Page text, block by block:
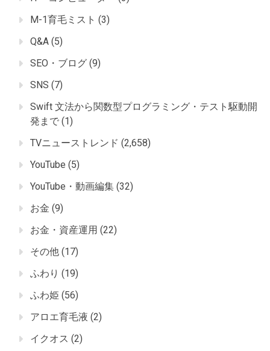
M-1育毛ミスト (3)
Q&A (5)
SEO・ブログ (9)
SNS (7)
Swift 文法から関数型プログラミング・テスト駆動開
発まで (1)
TVニューストレンド (2,658)
YouTube (5)
YouTube・動画編集 (32)
お金 (9)
お金・資産運用 (22)
その他 (17)
ふわり (19)
ふわ姫 (56)
アロエ育毛液 (2)
イクオス (2)